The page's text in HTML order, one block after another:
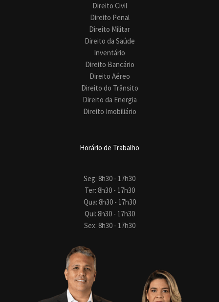
Direito Civil
Direito Penal
Direito Militar
Direito da Saúde
Inventário
Direito Bancário
Direito Aéreo
Direito do Trânsito
Direito da Energia
Direito Imobiliário
Horário de Trabalho
Seg: 8h30 - 17h30
Ter: 8h30 - 17h30
Qua: 8h30 - 17h30
Qui: 8h30 - 17h30
Sex: 8h30 - 17h30